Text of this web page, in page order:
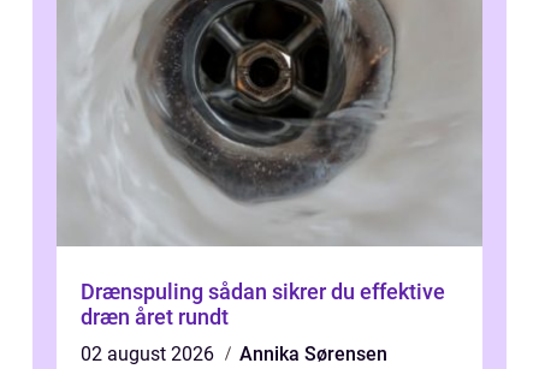
Drænspuling sådan sikrer du effektive
dræn året rundt
02 august 2026
Annika Sørensen